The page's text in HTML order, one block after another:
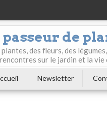
passeur de
plantes, des fleurs, des
sur le jardin et la vie
Newsletter